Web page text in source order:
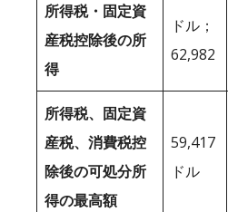
所得税・固定資
産税控除後の所
得
ドル；
62,982
所得税、固定資
産税、消費税控
除後の可処分所
得の最高額
59,417
ドル